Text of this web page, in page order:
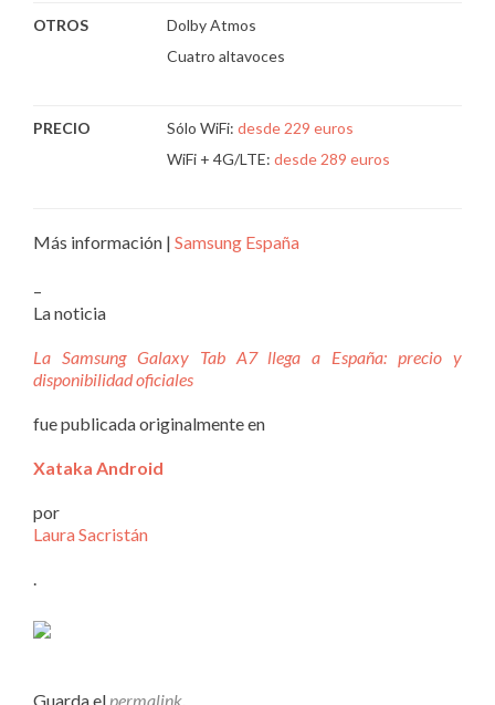
OTROS
Dolby Atmos
Cuatro altavoces
PRECIO Sólo WiFi: desde 229 euros
WiFi + 4G/LTE: desde 289 euros
Más información | Samsung España
–
La noticia
La Samsung Galaxy Tab A7 llega a España: precio y
disponibilidad oficiales
fue publicada originalmente en
Xataka Android
por
Laura Sacristán
.
Guarda elpermalink.